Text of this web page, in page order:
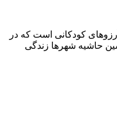
کودکانی است که در
حاشیه شهرها زندگی